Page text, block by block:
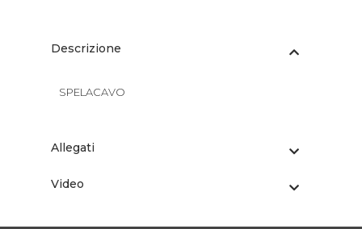
Descrizione
SPELACAVO
Allegati
Video